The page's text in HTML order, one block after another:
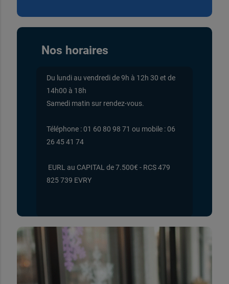
Nos horaires
Du lundi au vendredi de 9h à 12h 30 et de
14h00 à 18h
Samedi matin sur rendez-vous.
Téléphone : 01 60 80 98 71 ou mobile : 06
26 45 41 74
EURL au CAPITAL de 7.500€ - RCS 479
825 739 EVRY